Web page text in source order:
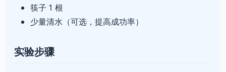
筷子 1 根
少量清水（可选，提高成功率）
实验步骤